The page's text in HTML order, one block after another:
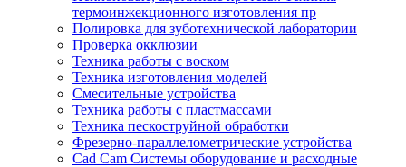
термоинжекционного изготовления пр
Полировка для зуботехнической лаборатории
Проверка окклюзии
Техника работы с воском
Техника изготовления моделей
Смесительные устройства
Техника работы с пластмассами
Техника пескоструйной обработки
Фрезерно-параллелометрические устройства
Cad Cam Системы оборудование и расходные